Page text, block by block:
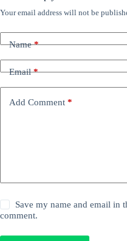
Your email address will not be
Name*
Email*
Add Comment *
Save my name and email in
comment.